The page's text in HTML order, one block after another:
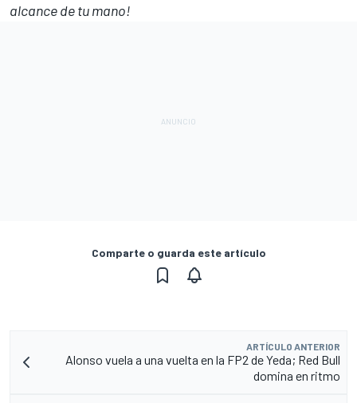
alcance de tu mano!
Comparte o guarda este artículo
ARTÍCULO ANTERIOR
Alonso vuela a una vuelta en la FP2 de Yeda; Red Bull
domina en ritmo